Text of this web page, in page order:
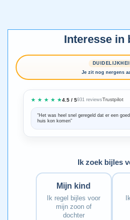
Interesse in
Je zit nog nergens
★ ★ ★ ★ ★4.5 / 5931 reviewsTrustpilot
“Het was heel snel geregeld dat er een
huis kon komen”
Ik zoek bijles
Mijn kind
Ik regel bijles voor
mijn zoon of
dochter